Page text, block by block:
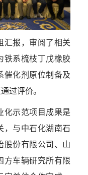
汇报，审阅了相关
铁系梳枝丁戊橡胶
催化剂原位制备及
过评价。
化示范项目成果是
，与中石化湖南石
股份有限公司、山
方车辆研究所有限